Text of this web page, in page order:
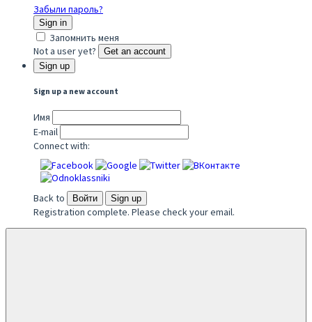
Забыли пароль?
Sign in
Запомнить меня
Not a user yet?
Get an account
Sign up
Sign up a new account
Имя
E-mail
Connect with:
Back to Войти Sign up
Registration complete. Please check your email.